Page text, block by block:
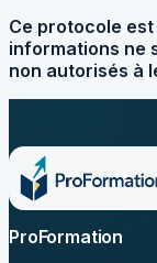
Ce protocole
informations ne
non autorisés à
ProFormation